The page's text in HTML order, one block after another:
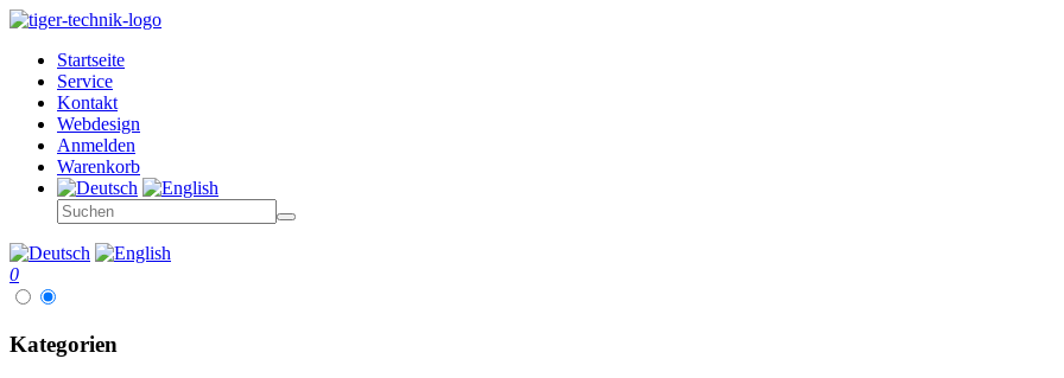
Startseite
Service
Kontakt
Webdesign
Anmelden
Warenkorb
0
Kategorien